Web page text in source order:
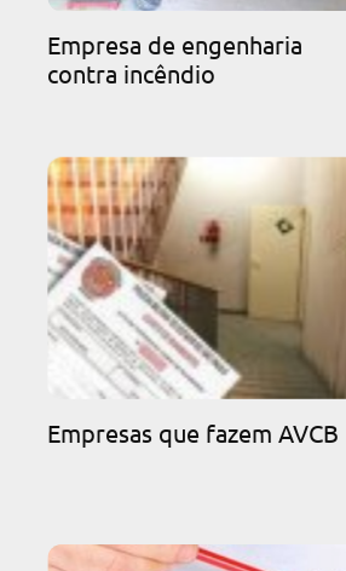
Empresa de engenharia
contra incêndio
Empresas que fazem AVCB